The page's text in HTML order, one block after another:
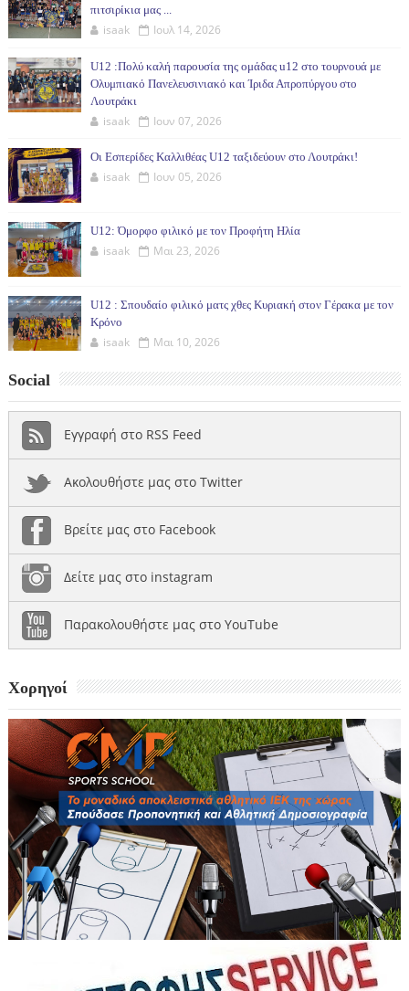
πιτσιρίκια μας ...
isaak Ιουλ 14, 2026
U12 :Πολύ καλή παρουσία της ομάδας u12 στο τουρνουά με
Ολυμπιακό Πανελευσινιακό και Ίριδα Απροπύργου στο
Λουτράκι
isaak Ιουν 07, 2026
Οι Εσπερίδες Καλλιθέας U12 ταξιδεύουν στο Λουτράκι!
isaak Ιουν 05, 2026
U12: Όμορφο φιλικό με τον Προφήτη Ηλία
isaak Μαι 23, 2026
U12 : Σπουδαίο φιλικό ματς χθες Κυριακή στον Γέρακα με τον
Κρόνο
isaak Μαι 10, 2026
Social
Εγγραφή στο RSS Feed
Ακολουθήστε μας στο Twitter
Βρείτε μας στο Facebook
Δείτε μας στο instagram
Παρακολουθήστε μας στο YouTube
Χορηγοί